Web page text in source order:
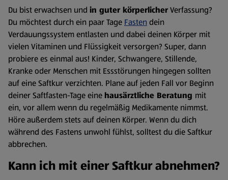
Du bist erwachsen und in guter körperlicherVerfassung?
Du möchtest durch ein paar Tage Fasten dein
Verdauungssystem entlasten und dabei deinen Körper mit
vielen Vitaminen und Flüssigkeit versorgen? Super, dann
probiere es einmal aus! Kinder, Schwangere, Stillende,
Kranke oder Menschen mit Essstörungen hingegen sollten
auf eine Saftkur verzichten. Plane auf jeden Fall vor Beginn
deiner Saftfasten-Tage eine hausärztliche Beratung mit
ein, vor allem wenn du regelmäßig Medikamente nimmst.
Höre außerdem stets auf deinen Körper. Wenn du dich
während des Fastens unwohl fühlst, solltest du die Saftkur
abbrechen.
Kann ich mit einer Saftkur abnehmen?